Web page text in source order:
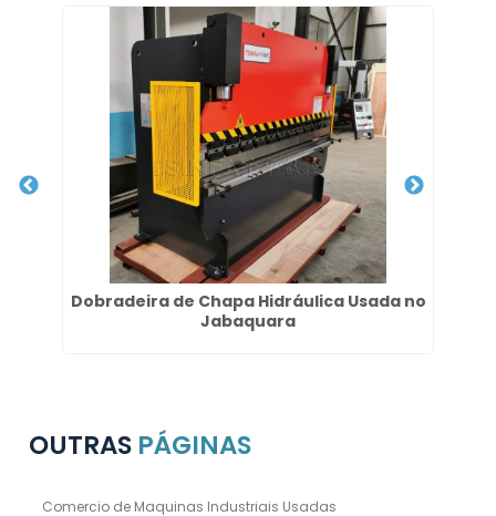
Dobradeira de Chapa Hidráulica Usada no
Jabaquara
OUTRAS PÁGINAS
Comercio de Maquinas Industriais Usadas